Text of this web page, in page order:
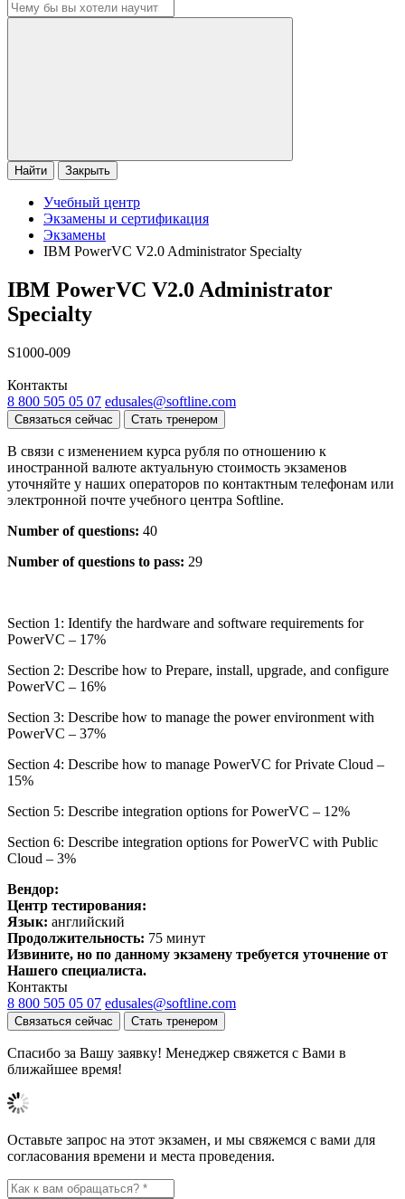
Найти Закрыть
Учебный центр
Экзамены и сертификация
Экзамены
IBM PowerVC V2.0 Administrator Specialty
IBM PowerVC V2.0 Administrator
Specialty
S1000-009
Контакты
8 800 505 05 07 edusales@softline.com
Связаться сейчас Стать тренером
В связи с изменением курса рубля по отношению к
иностранной валюте актуальную стоимость экзаменов
уточняйте у наших операторов по контактным телефонам или
электронной почте учебного центра Softline.
Number of questions: 40
Number of questions to pass: 29
Section 1: Identify the hardware and software requirements for
PowerVC – 17%
Section 2: Describe how to Prepare, install, upgrade, and configure
PowerVC – 16%
Section 3: Describe how to manage the power environment with
PowerVC – 37%
Section 4: Describe how to manage PowerVC for Private Cloud –
15%
Section 5: Describe integration options for PowerVC – 12%
Section 6: Describe integration options for PowerVC with Public
Cloud – 3%
Вендор:
Центр тестирования:
Язык: английский
Продолжительность: 75 минут
Извините, но по данному экзамену требуется уточнение от
Нашего специалиста.
Контакты
8 800 505 05 07 edusales@softline.com
Связаться сейчас Стать тренером
Спасибо за Вашу заявку! Менеджер свяжется с Вами в
ближайшее время!
Оставьте запрос на этот экзамен, и мы свяжемся с вами для
согласования времени и места проведения.